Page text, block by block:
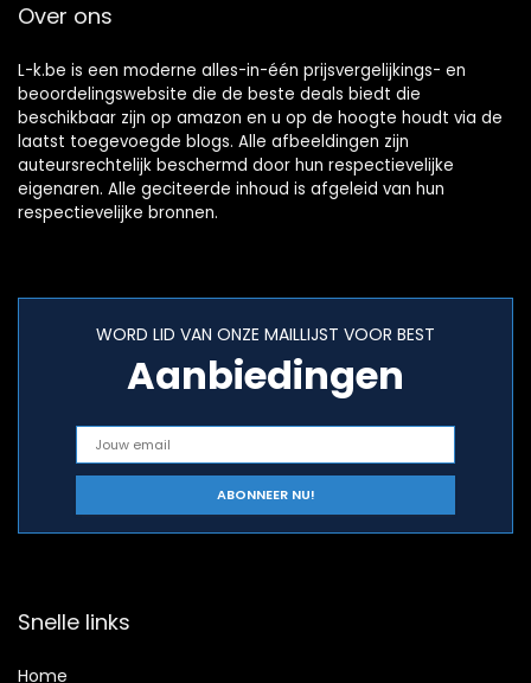
Over ons
L-k.be is een moderne alles-in-één prijsvergelijkings- en
beoordelingswebsite die de beste deals biedt die
beschikbaar zijn op amazon en u op de hoogte houdt via de
laatst toegevoegde blogs. Alle afbeeldingen zijn
auteursrechtelijk beschermd door hun respectievelijke
eigenaren. Alle geciteerde inhoud is afgeleid van hun
respectievelijke bronnen.
WORD LID VAN ONZE MAILLIJST VOOR BEST
Aanbiedingen
Snelle links
Home